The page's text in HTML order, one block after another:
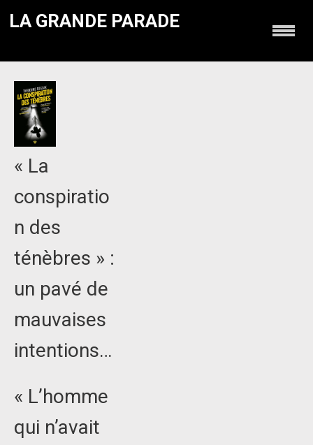
LA GRANDE PARADE
« La
conspiratio
n des
ténèbres » :
un pavé de
mauvaises
intentions…
« L’homme
qui n’avait